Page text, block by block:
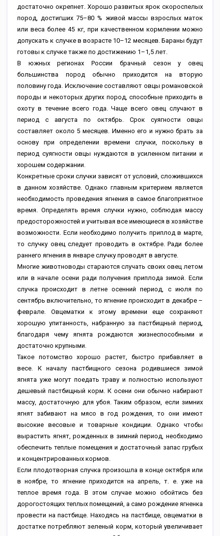
достаточно окрепнет. Хорошо развитых ярок скороспелых
пород, достигших 75–80 % живой массы взрослых маток
или веса более 45 кг, при качественном кормлении можно
допускать к случке в возрасте 10–12 месяцев. Бараны будут
готовы к случке также по достижению 1–1,5 лет.
В южных регионах России брачный сезон у овец
большинства пород обычно приходится на вторую
половину года. Исключение составляют овцы романовской
породы и некоторых других пород, способные приходить в
охоту в течение всего года. Чаще всего овец случают в
период с августа по октябрь. Срок суягности овцы
составляет около 5 месяцев. Именно его и нужно брать за
основу при определении времени случки, поскольку в
период суягности овцы нуждаются в усиленном питании и
хорошем содержании.
Конкретные сроки случки зависят от условий, сложившихся
в данном хозяйстве. Однако главным критерием является
необходимость проведения ягнения в самое благоприятное
время. Определять время случки нужно, соблюдая массу
предосторожностей и учитывая все имеющиеся в хозяйстве
возможности. Если необходимо получить приплод в марте,
то случку овец следует проводить в октябре. Ради более
раннего ягнения в январе случку проводят в августе.
Многие животноводы стараются случать своих овец летом
или в начале осени ради получения приплода зимой. Если
случка происходит в летне осенний период, с июля по
сентябрь включительно, то ягнение происходит в декабре –
феврале. Овцематки к этому времени еще сохраняют
хорошую упитанность, набранную за пастбищный период,
благодаря чему ягнята рождаются жизнеспособными и
достаточно крупными.
Такое потомство хорошо растет, быстро прибавляет в
весе. К началу пастбищного сезона родившиеся зимой
ягнята уже могут поедать траву и полностью используют
дешевый пастбищный корм. К осени они обычно набирают
массу, достаточную для убоя. Таким образом, если зимних
ягнят забивают на мясо в год рождения, то они имеют
высокие весовые и товарные кондиции. Однако чтобы
вырастить ягнят, рожденных в зимний период, необходимо
обеспечить теплые помещения и достаточный запас грубых
и концентрированных кормов.
Если плодотворная случка произошла в конце октября или
в ноябре, то ягнение приходится на апрель, т. е. уже на
теплое время года. В этом случае можно обойтись без
дорогостоящих теплых помещений, а само рождение ягненка
провести на пастбище. Находясь на пастбище, овцематки в
достатке потребляют зеленый корм, который увеличивает